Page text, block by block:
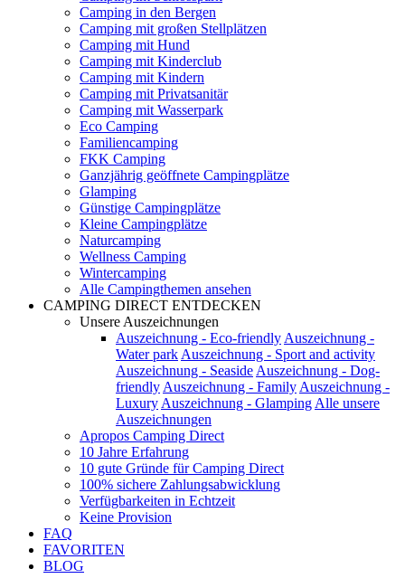
Camping in den Bergen
Camping mit großen Stellplätzen
Camping mit Hund
Camping mit Kinderclub
Camping mit Kindern
Camping mit Privatsanitär
Camping mit Wasserpark
Eco Camping
Familiencamping
FKK Camping
Ganzjährig geöffnete Campingplätze
Glamping
Günstige Campingplätze
Kleine Campingplätze
Naturcamping
Wellness Camping
Wintercamping
Alle Campingthemen ansehen
CAMPING DIRECT ENTDECKEN
Unsere Auszeichnungen
Auszeichnung - Eco-friendly Auszeichnung -
Water park Auszeichnung - Sport and activity
Auszeichnung - Seaside Auszeichnung - Dog-
friendly Auszeichnung - Family Auszeichnung -
Luxury Auszeichnung - Glamping Alle unsere
Auszeichnungen
Apropos Camping Direct
10 Jahre Erfahrung
10 gute Gründe für Camping Direct
100% sichere Zahlungsabwicklung
Verfügbarkeiten in Echtzeit
Keine Provision
FAQ
FAVORITEN
BLOG